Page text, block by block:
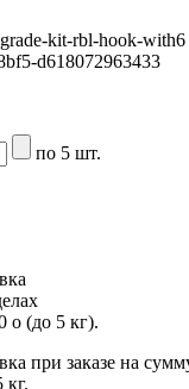
по 5 шт.
o (до 5 кг).
при заказе на
кг.